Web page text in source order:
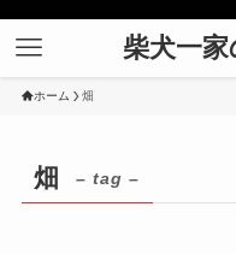
柴犬一
ホーム 畑
畑 – tag –